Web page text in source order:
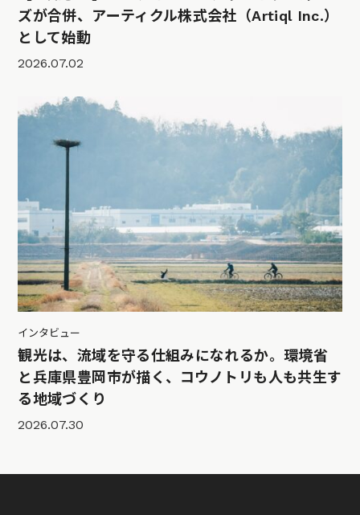
ズが合併、アーティクル株式会社（Artiql Inc.）
として始動
2026.07.02
インタビュー
観光は、流域を守る仕組みになれるか。環境省
と兵庫県豊岡市が描く、コウノトリも人も共生す
る地域づくり
2026.07.30